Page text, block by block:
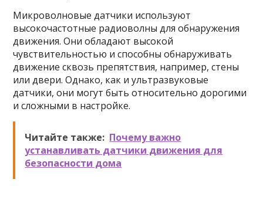
Микроволновые датчики используют
высокочастотные радиоволны для обнаружения
движения. Они обладают высокой
чувствительностью и способны обнаруживать
движение сквозь препятствия, например, стены
или двери. Однако, как и ультразвуковые
датчики, они могут быть относительно дорогими
и сложными в настройке.
Читайте также: Почему важно
устанавливать датчики движения для
безопасности дома